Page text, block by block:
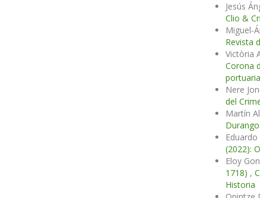
Jesús
Clio &
Miguel-
Revista
Victòria
Corona
Nere
del
Martín
(2022):
Eloy
1718) ,
Historia